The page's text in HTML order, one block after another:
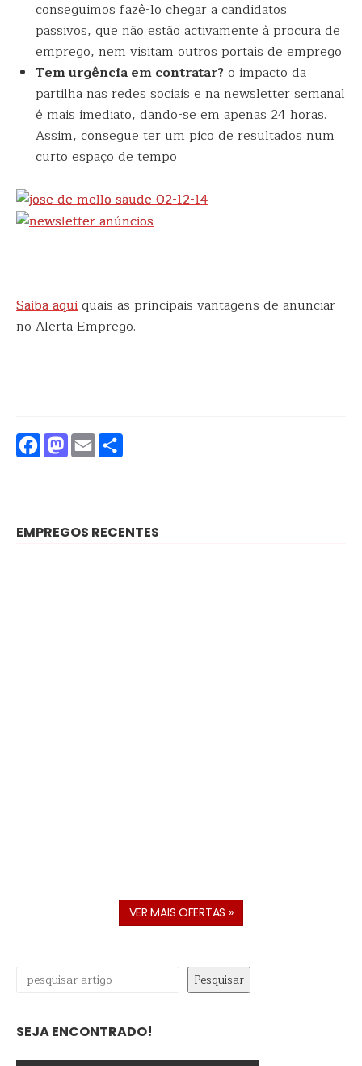
conseguimos fazê-lo chegar a candidatos
passivos, que não estão activamente à procura de
emprego, nem visitam outros portais de emprego
Tem urgência em contratar?o impacto da
partilha nas redes sociais e na newsletter semanal
é mais imediato, dando-se em apenas 24 horas.
Assim, consegue ter um pico de resultados num
curto espaço de tempo
Saiba aquiquais as principais vantagens de anunciar
no Alerta Emprego.
Facebook
Mastodon
Email
EMPREGOS RECENTES
VER MAIS OFERTAS »
Pesquisar Pesquisar
SEJA ENCONTRADO!